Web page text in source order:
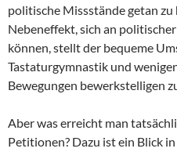
politische Missstände getan zu
Nebeneffekt, sich an
können, stellt der bequeme
Tastaturgymnastik und
Bewegungen bewerkstelligen
Aber was erreicht man
Petitionen? Dazu ist ein Blick